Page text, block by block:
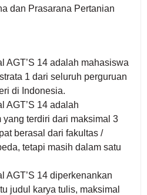
dan Prasarana Pertanian
AGT’S 14 adalah mahasiswa
1 dari seluruh perguruan
di Indonesia.
AGT’S 14 adalah
yang terdiri dari maksimal 3
berasal dari fakultas /
tetapi masih dalam satu
AGT’S 14 diperkenankan
judul karya tulis, maksimal